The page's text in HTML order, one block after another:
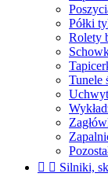
Półki
Rolety
Tunele
  Silniki,